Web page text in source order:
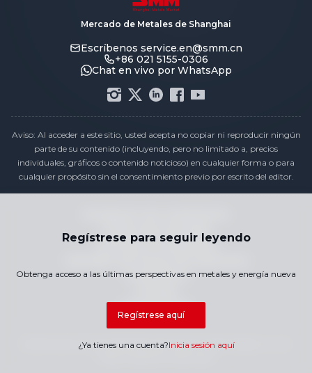
Regístrese para seguir leyendo
Obtenga acceso a las últimas perspectivas en metales y energía nueva
Regístrese aquí
¿Ya tienes una cuenta?Inicia sesión aquí
Mercado de Metales de Shanghai
Escríbenos service.en@smm.cn
+86 021 5155-0306
Chat en vivo por WhatsApp
Aviso: Al acceder a este sitio, usted acepta no copiar ni reproducir ningún
parte de su contenido (incluyendo, pero no limitado a, precios
individuales, gráficos o contenido noticioso) en cualquier forma o para
cualquier propósito sin el consentimiento previo por escrito del editor.
Política de privacidad
Términos y Condiciones
Contáctenos
Mapa del Sitio
Derechos de autor © 2026 SMM Information & Technology Co., Ltd.